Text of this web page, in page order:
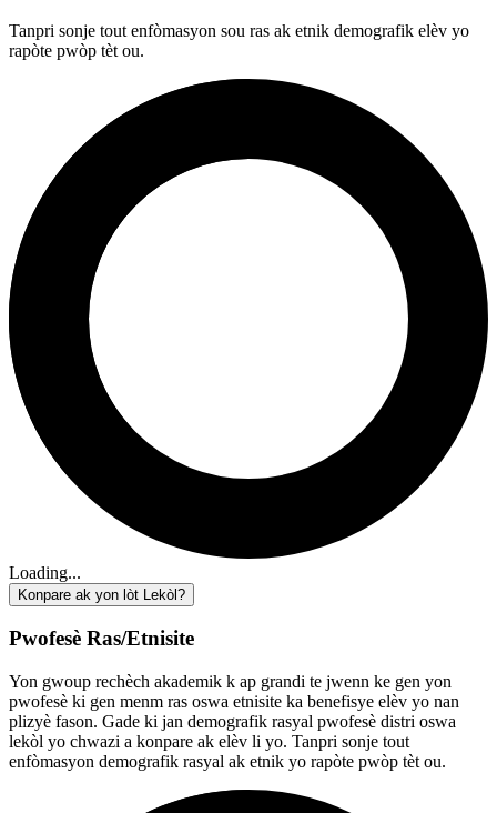
Tanpri sonje tout enfòmasyon sou ras ak etnik demografik elèv yo
rapòte pwòp tèt ou.
Loading...
Konpare ak yon lòt Lekòl?
Pwofesè Ras/Etnisite
Yon gwoup rechèch akademik k ap grandi te jwenn ke gen yon
pwofesè ki gen menm ras oswa etnisite ka benefisye elèv yo nan
plizyè fason. Gade ki jan demografik rasyal pwofesè distri oswa
lekòl yo chwazi a konpare ak elèv li yo. Tanpri sonje tout
enfòmasyon demografik rasyal ak etnik yo rapòte pwòp tèt ou.